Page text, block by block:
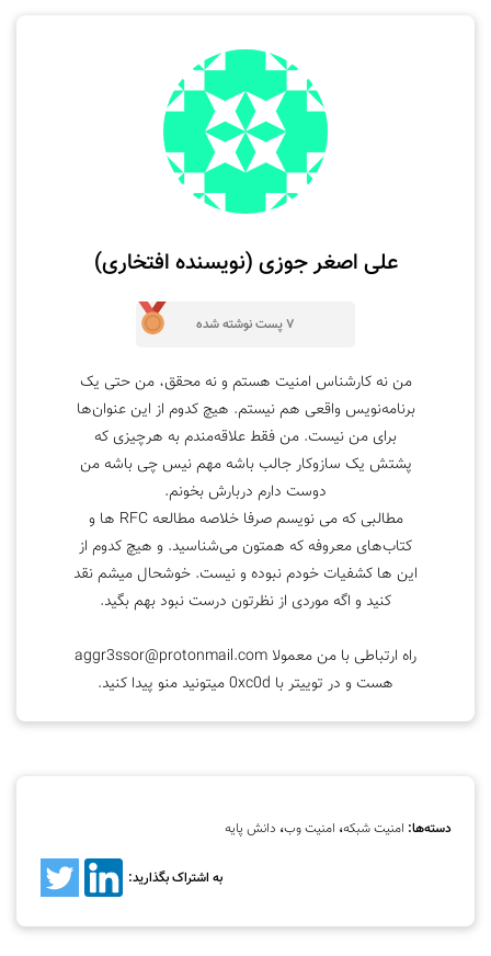
علی اصغر جوزی (نویسنده افتخاری)
7 پست نوشته شده
من نه کارشناس امنیت هستم و نه محقق، من حتی یک
برنامه‌نویس واقعی هم نیستم. هیچ کدوم از این عنوان‌ها
برای من نیست. من فقط علاقه‌مندم به هرچیزی که
پشتش یک سازوکار جالب باشه مهم نیس چی باشه من
دوست دارم دربارش بخونم.
مطالبی که می نویسم صرفا خلاصه مطالعه RFC ها و
کتاب‌های معروفه که همتون می‌شناسید. و هیچ کدوم از
این ها کشفیات خودم نبوده و نیست. خوشحال میشم نقد
کنید و اگه موردی از نظرتون درست نبود بهم بگید.
راه ارتباطی با من معمولا aggr3ssor@protonmail.com
هست و در توییتر با 0xc0d میتونید منو پیدا کنید.
دسته‌ها: امنیت شبکه، امنیت وب، دانش پایه
به اشتراک بگذارید: